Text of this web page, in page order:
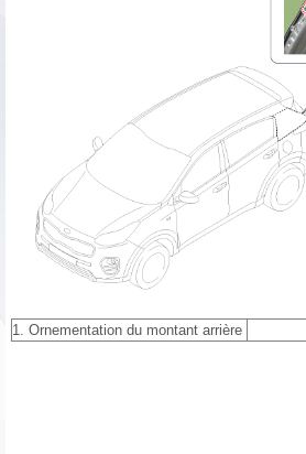
1. Ornementation du montant arrière